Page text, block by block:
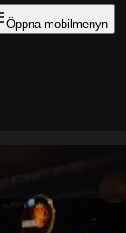
Öppna mobilmenyn